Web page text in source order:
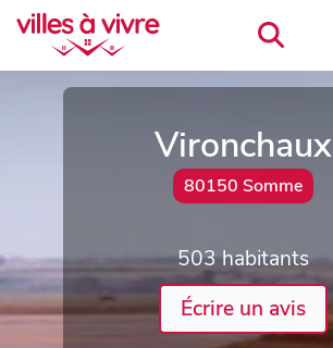
Vironchaux
80150 Somme
503 habitants
Écrire un avis